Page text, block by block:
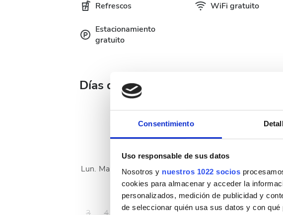
Consentimiento
Uso responsable de sus datos
Nosotros y nuestros 1022 socios
cookies para almacenar y acceder la
personalizados, medición de publicidad y
de seleccionar quién usa sus datos y con
Refrescos WiFi gratuito
Estacionamiento
gratuito
Días de tratamiento disponibles
Lun. Mar. Mié. Jue. Vie. Sáb.Dom.
2
Lun. Mar. Mié.
1